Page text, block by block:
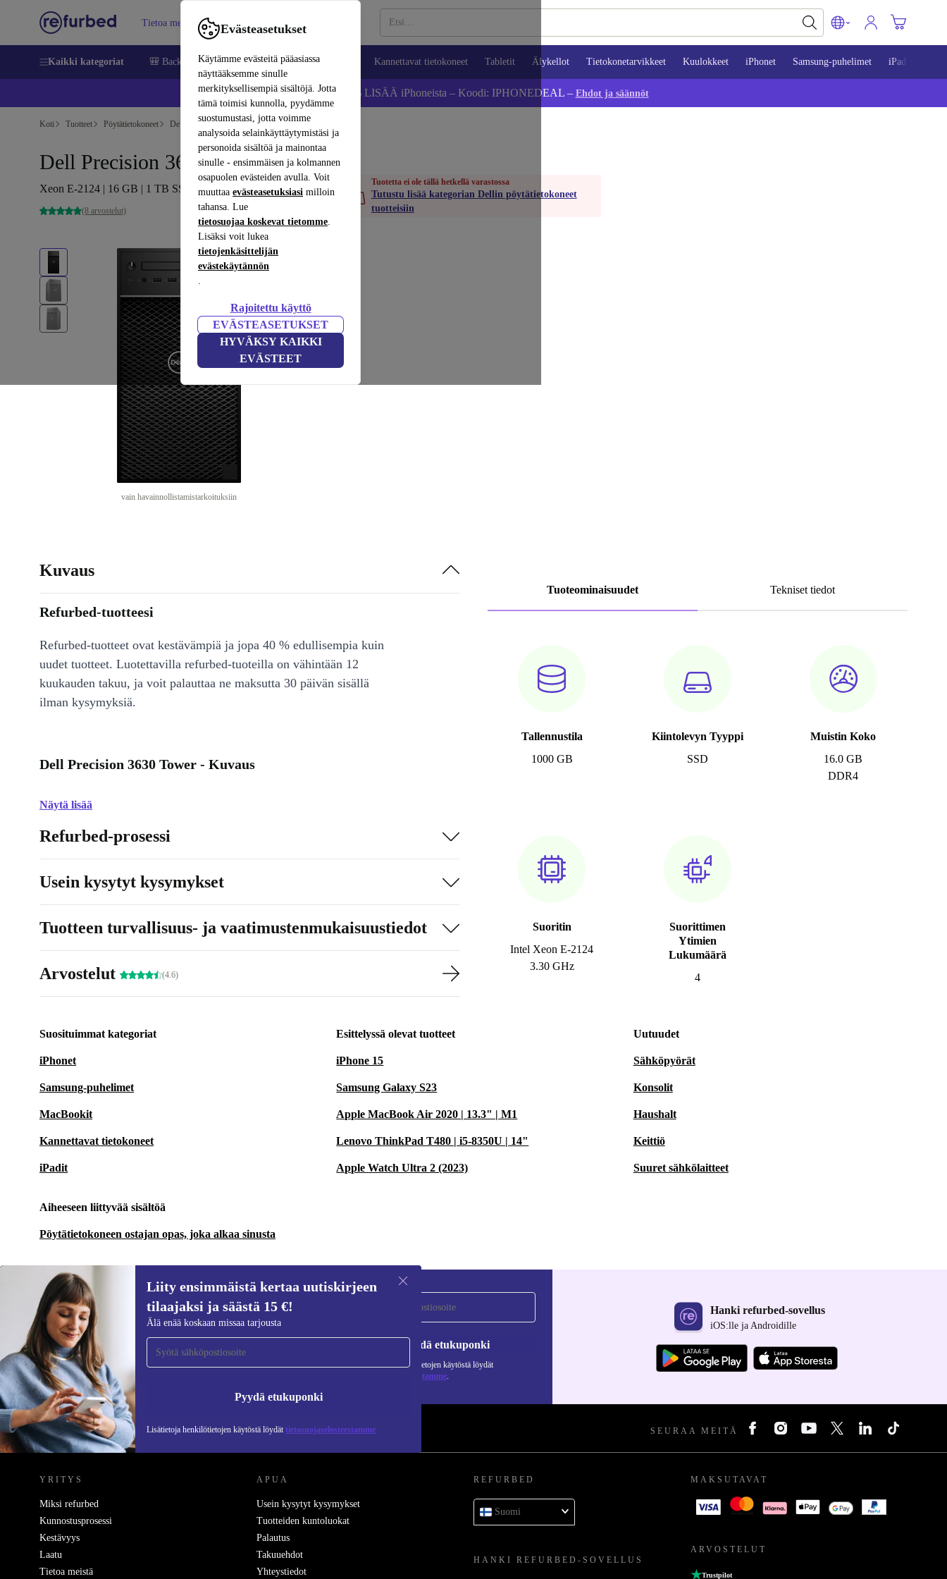
Evästeasetukset
Käytämme evästeitä pääasiassa
näyttääksemme sinulle
merkityksellisempiä sisältöjä. Jotta
tämä toimisi kunnolla, pyydämme
suostumustasi, jotta voimme
analysoida selainkäyttäytymistäsi ja
personoida sisältöä ja mainontaa
sinulle - ensimmäisen ja kolmannen
osapuolen evästeiden avulla. Voit
muuttaa evästeasetuksiasi milloin
tahansa. Lue
tietosuojaa koskevat tietomme.
Lisäksi voit lukea
tietojenkäsittelijän
evästekäytännön
.
Rajoitettu käyttö
EVÄSTEASETUKSET
HYVÄKSY KAIKKI
EVÄSTEET
Tietoa meistä Myy Apua
Kaikki kategoriat 🎒 Back to school Matkapuhelimet ja älypuhelimet Kannettavat tietokoneet Tabletit Älykellot Tietokonetarvikkeet Kuulokkeet iPhonet Samsung-puhelimet iPadit
📱 Säästä 5 % LISÄÄ iPhoneista – Koodi: IPHONEDEAL – Ehdot ja säännöt
Koti Tuotteet Pöytätietokoneet Dellin pöytätietokoneet
Dell Precision 3630 Tower
Xeon E-2124 | 16 GB | 1 TB SSD | P1000 | Win 11 Pro
(8 arvostelut)
vain havainnollistamistarkoituksiin
Tuotetta ei ole tällä hetkellä varastossa
Tutustu lisää kategorian Dellin pöytätietokoneet
tuotteisiin
Tuoteominaisuudet Tekniset tiedot
Tallennustila
1000 GB
Kiintolevyn Tyyppi
SSD
Muistin Koko
16.0 GB
DDR4
Suoritin
Intel Xeon E-2124
3.30 GHz
Suorittimen
Ytimien
Lukumäärä
4
Kuvaus
Refurbed-tuotteesi
Refurbed-tuotteet ovat kestävämpiä ja jopa 40 % edullisempia kuin
uudet tuotteet. Luotettavilla refurbed-tuoteilla on vähintään 12
kuukauden takuu, ja voit palauttaa ne maksutta 30 päivän sisällä
ilman kysymyksiä.
Dell Precision 3630 Tower - Kuvaus
Näytä lisää
Refurbed-prosessi
Usein kysytyt kysymykset
Tuotteen turvallisuus- ja vaatimustenmukaisuustiedot
Arvostelut (4.6)
Suosituimmat kategoriat
iPhonet
Samsung-puhelimet
MacBookit
Kannettavat tietokoneet
iPadit
Esittelyssä olevat tuotteet
iPhone 15
Samsung Galaxy S23
Apple MacBook Air 2020 | 13.3" | M1
Lenovo ThinkPad T480 | i5-8350U | 14"
Apple Watch Ultra 2 (2023)
Uutuudet
Sähköpyörät
Konsolit
Haushalt
Keittiö
Suuret sähkölaitteet
Aiheeseen liittyvää sisältöä
Pöytätietokoneen ostajan opas, joka alkaa sinusta
Liity ensimmäistä kertaa uutiskirjeen
tilaajaksi ja säästä 15 €!
Älä enää koskaan missaa tarjousta
Pyydä etukuponki
Lisätietoja henkilötietojen käytöstä löydät tietosuojaselosteestamme
Liity ensimmäistä kertaa uutiskirjeen
tilaajaksi ja säästä 15 €!
Älä missaa enää yhtäkään tarjousta.
Pyydä etukuponki
Lisätietoja henkilötietojen käytöstä löydät
tietosuojaselosteestamme.
Hanki refurbed-sovellus
iOS:lle ja Androidille
REFURBED SUOMI - RETHINK NEW. SEURAA MEITÄ
YRITYS
Miksi refurbed
Kunnostusprosessi
Kestävyys
Laatu
Tietoa meistä
APUA
Usein kysytyt kysymykset
Tuotteiden kuntoluokat
Palautus
Takuuehdot
Yhteystiedot
REFURBED
Suomi
HANKI REFURBED-SOVELLUS
MAKSUTAVAT
ARVOSTELUT
Trustpilot